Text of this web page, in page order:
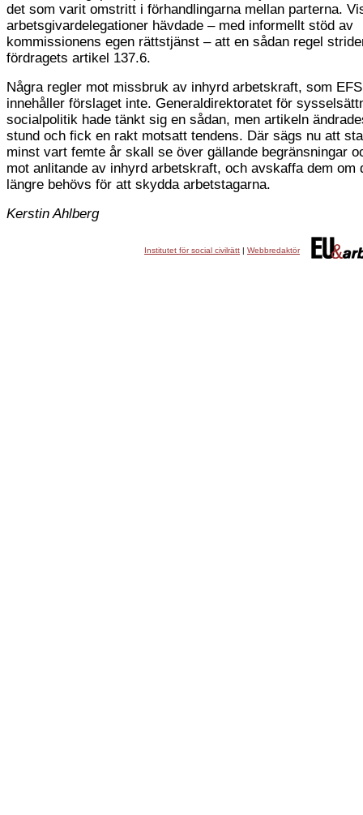
det som varit omstritt i förhandlingarna mellan parterna.
arbetsgivardelegationer hävdade – med informellt stöd av
kommissionens egen rättstjänst – att en sådan regel
fördragets artikel 137.6.
Några regler mot missbruk av inhyrd arbetskraft, som
innehåller förslaget inte. Generaldirektoratet för
socialpolitik hade tänkt sig en sådan, men artikeln
stund och fick en rakt motsatt tendens. Där sägs nu att
minst vart femte år skall se över gällande begränsningar
mot anlitande av inhyrd arbetskraft, och avskaffa dem om
längre behövs för att skydda arbetstagarna.
Kerstin Ahlberg
Institutet för social civilrätt | Webbredaktör